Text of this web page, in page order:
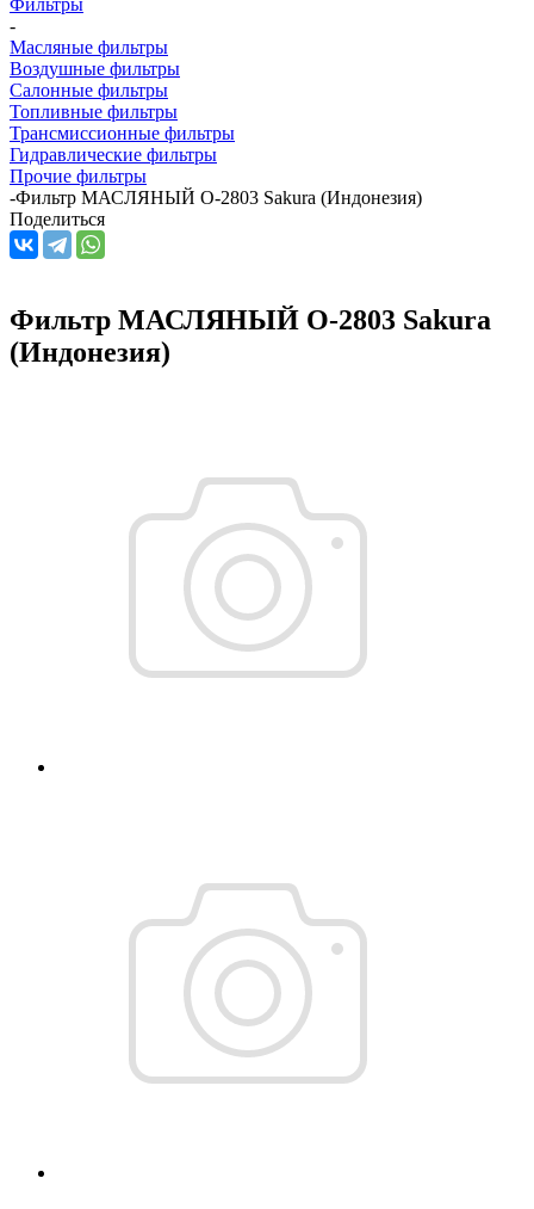
-
Масляные фильтры
Воздушные фильтры
Салонные фильтры
Топливные фильтры
Трансмиссионные фильтры
Гидравлические фильтры
Прочие фильтры
-Фильтр МАСЛЯНЫЙ O-2803 Sakura (Индонезия)
Поделиться
Фильтр МАСЛЯНЫЙ O-2803 Sakura
(Индонезия)